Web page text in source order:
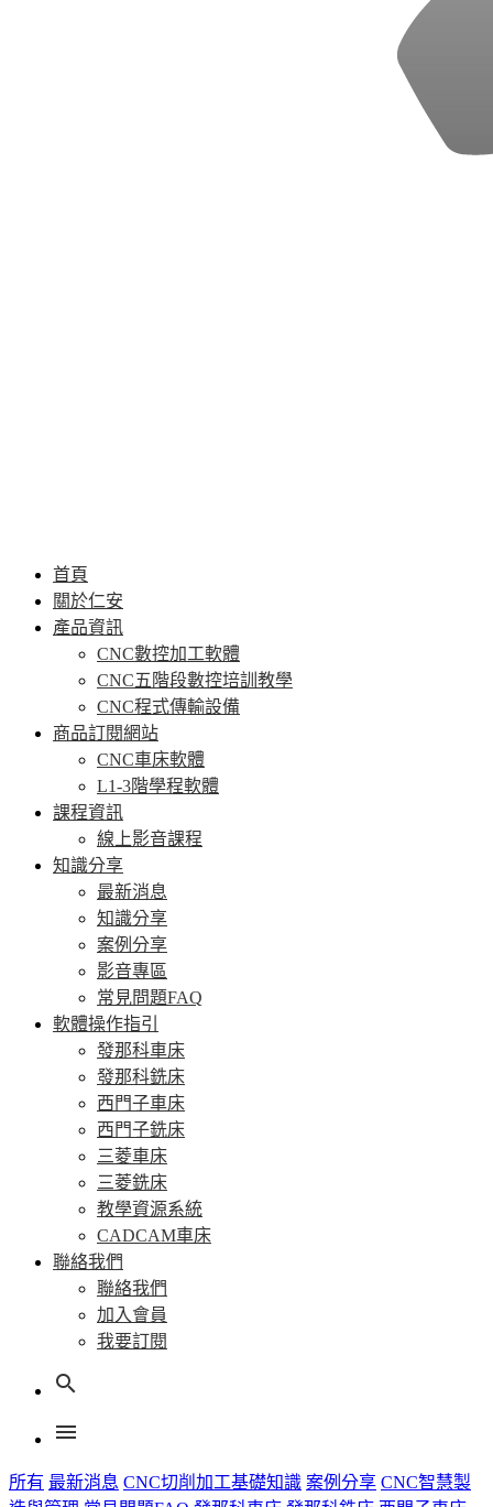
首頁
關於仁安
產品資訊
CNC數控加工軟體
CNC五階段數控培訓教學
CNC程式傳輸設備
商品訂閱網站
CNC車床軟體
L1-3階學程軟體
課程資訊
線上影音課程
知識分享
最新消息
知識分享
案例分享
影音專區
常見問題FAQ
軟體操作指引
發那科車床
發那科銑床
西門子車床
西門子銑床
三菱車床
三菱銑床
教學資源系統
CADCAM車床
聯絡我們
聯絡我們
加入會員
我要訂閱
search
menu
所有 最新消息 CNC切削加工基礎知識 案例分享 CNC智慧製